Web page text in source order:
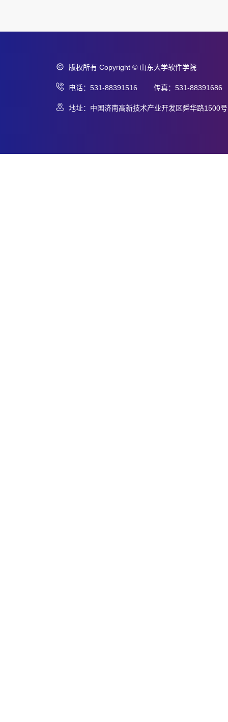
版权所有 Copyright © 山东大学软件学院
电话：531-88391516 传真：531-88391686
地址：中国济南高新技术产业开发区舜华路